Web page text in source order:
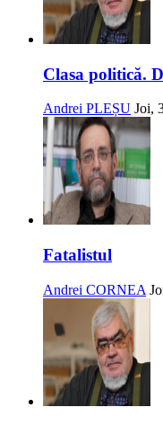
Clasa politică.
Andrei PLEȘU Joi,
Fatalistul
Andrei CORNEA